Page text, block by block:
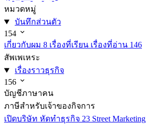
หมวดหมู่
บันทึกส่วนตัว
154
เกี่ยวกับผม 8 เรื่องที่เรียน เรื่องที่อ่าน 146
สัพเพเหระ
เรื่องราวธุรกิจ
156
บัญชีภาษาคน
ภาษีสำหรับเจ้าของกิจการ
เปิดบริษัท หัดทำธุรกิจ 23 Street Marketing